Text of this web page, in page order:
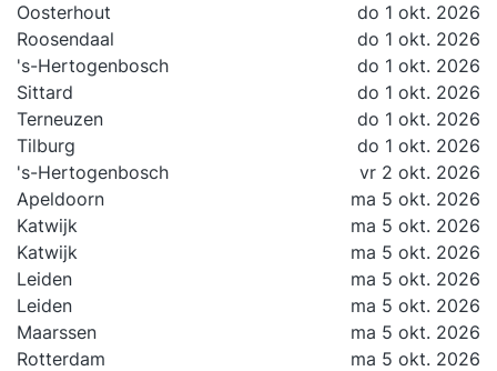
Oosterhout
do 1 okt. 2026
Roosendaal
do 1 okt. 2026
's-Hertogenbosch
do 1 okt. 2026
Sittard
do 1 okt. 2026
Terneuzen
do 1 okt. 2026
Tilburg
do 1 okt. 2026
's-Hertogenbosch
vr 2 okt. 2026
Apeldoorn
ma 5 okt. 2026
Katwijk
ma 5 okt. 2026
Katwijk
ma 5 okt. 2026
Leiden
ma 5 okt. 2026
Leiden
ma 5 okt. 2026
Maarssen
ma 5 okt. 2026
Rotterdam
ma 5 okt. 2026